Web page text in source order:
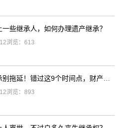
些继承人，如何办理遗产继承？
浏览：613
遗产继承别拖延！错过这9个时间点，财产可能真就没了！
浏览：893